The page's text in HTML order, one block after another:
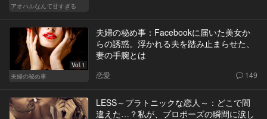
アオハルなんて甘すぎる
Vol.1
夫婦の秘め事
夫婦の秘め事：Facebookに届いた美女か
らの誘惑。浮かれる夫を踏み止まらせた、
妻の手腕とは
恋愛 149
LESS～プラトニックな恋人～：どこで間
違えた…？私が、プロポーズの瞬間に涙し